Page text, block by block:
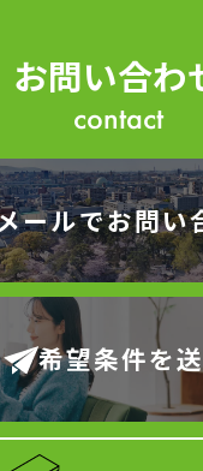
お問い合わ
contact
ールでお問い
希望条件を